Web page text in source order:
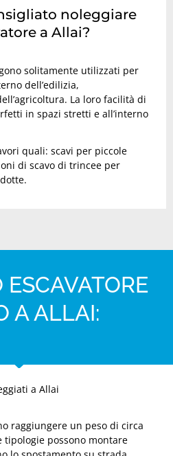
noleggiare
a Allai?
solitamente utilizzati per
dell’edilizia,
La loro facilità di
in spazi stretti e all’interno
quali: scavi per piccole
di scavo di trincee per
ESCAVATORE
A ALLAI:
a Allai
raggiungere un peso di circa
tipologie possono montare